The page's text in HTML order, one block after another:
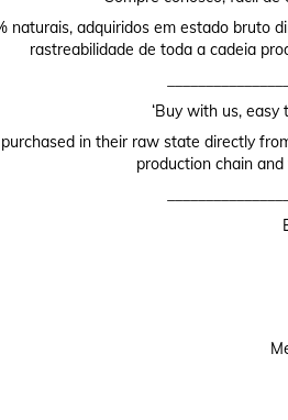
naturais, adquiridos em estado bruto
rastreabilidade de toda a cadeia
‘Buy with us, easy
in their raw state directly
production chain